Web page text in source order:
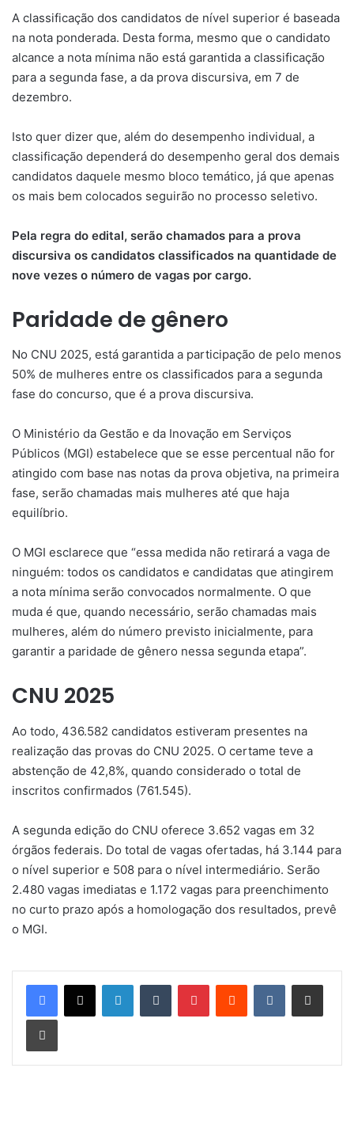
A classificação dos candidatos de nível superior é baseada
na nota ponderada. Desta forma, mesmo que o candidato
alcance a nota mínima não está garantida a classificação
para a segunda fase, a da prova discursiva, em 7 de
dezembro.
Isto quer dizer que, além do desempenho individual, a
classificação dependerá do desempenho geral dos demais
candidatos daquele mesmo bloco temático, já que apenas
os mais bem colocados seguirão no processo seletivo.
Pela regra do edital, serão chamados para a prova
discursiva os candidatos classificados na quantidade de
nove vezes o número de vagas por cargo.
Paridade de gênero
No CNU 2025, está garantida a participação de pelo menos
50% de mulheres entre os classificados para a segunda
fase do concurso, que é a prova discursiva.
O Ministério da Gestão e da Inovação em Serviços
Públicos (MGI) estabelece que se esse percentual não for
atingido com base nas notas da prova objetiva, na primeira
fase, serão chamadas mais mulheres até que haja
equilíbrio.
O MGI esclarece que “essa medida não retirará a vaga de
ninguém: todos os candidatos e candidatas que atingirem
a nota mínima serão convocados normalmente. O que
muda é que, quando necessário, serão chamadas mais
mulheres, além do número previsto inicialmente, para
garantir a paridade de gênero nessa segunda etapa”.
CNU 2025
Ao todo, 436.582 candidatos estiveram presentes na
realização das provas do CNU 2025. O certame teve a
abstenção de 42,8%, quando considerado o total de
inscritos confirmados (761.545).
A segunda edição do CNU oferece 3.652 vagas em 32
órgãos federais. Do total de vagas ofertadas, há 3.144 para
o nível superior e 508 para o nível intermediário. Serão
2.480 vagas imediatas e 1.172 vagas para preenchimento
no curto prazo após a homologação dos resultados​, prevê
o MGI.